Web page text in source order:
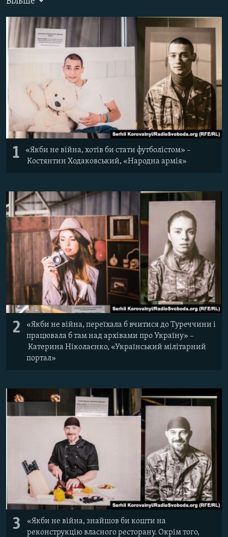
СВІДЧЕННЯ ОКУПАЦІЇ
УКРАЇНСЬКА ПРОБЛЕМА КРИМУ
Русский
Qırımtatar
Усі сайти RFE/RL
1
«Якби не війна, хотів би стати футболістом» –
Костянтин Ходаковський, «Народна армія»
2
«Якби не війна, переїхала б вчитися до Туреччини і
працювала б там над архівами про Україну» –
Катерина Ніколаєнко, «Український мілітарний
портал»
3
«Якби не війна, знайшов би кошти на
реконструкцію власного ресторану. Окрім того,